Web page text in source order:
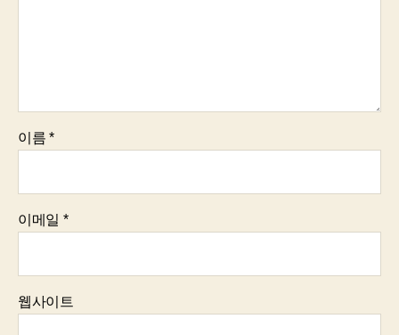
이름*
이메일 *
웹사이트